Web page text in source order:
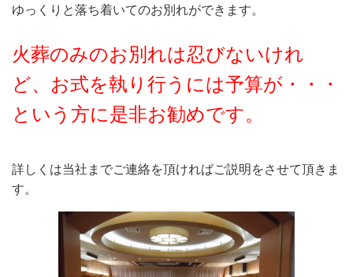
ゆっくりと落ち着いてのお別れができます。
火葬のみのお別れは忍びないけれ
ど、お式を執り行うには予算が・・・
という方に是非お勧めです。
詳しくは当社までご連絡を頂ければご説明をさせて頂きま
す。